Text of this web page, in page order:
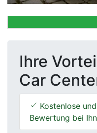
Ihre
Car
Kostenlose
Bewertung bei